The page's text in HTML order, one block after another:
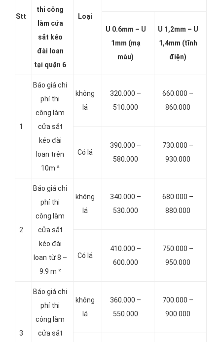
Stt
thi công
làm cửa
sắt kéo
đài loan
tại quận 6
Loại
U 0.6mm – U
1mm (mạ
màu)
U 1,2mm – U
1,4mm (tĩnh
điện)
1
Báo giá chi
phí thi
công làm
cửa sắt
kéo đài
loan trên
10m ²
không
lá
320.000 –
510.000
660.000 –
860.000
Có lá
390.000 –
580.000
730.000 –
930.000
2
Báo giá chi
phí thi
công làm
cửa sắt
kéo đài
loan từ 8 –
9.9 m ²
không
lá
340.000 –
530.000
680.000 –
880.000
Có lá
410.000 –
600.000
750.000 –
950.000
3
Báo giá chi
phí thi
công làm
cửa sắt
không
lá
360.000 –
550.000
700.000 –
900.000